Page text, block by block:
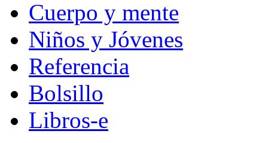
Cuerpo y mente
Niños y Jóvenes
Referencia
Bolsillo
Libros-e